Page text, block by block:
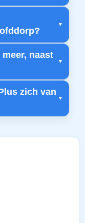
naast
zich van